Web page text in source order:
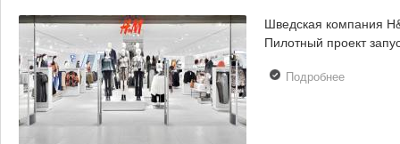
Шведская компания
Пилотный проект
Подробнеео